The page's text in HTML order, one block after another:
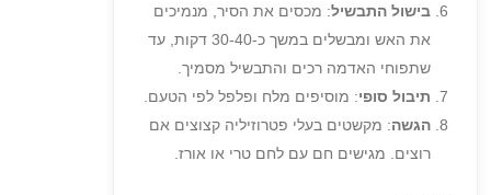
בישול התבשיל: מכסים את הסיר, מנמיכים
את האש ומבשלים במשך כ-30-40 דקות, עד
שתפוחי האדמה רכים והתבשיל מסמיך.
תיבול סופי: מוסיפים מלח ופלפל לפי הטעם.
הגשה: מקשטים בעלי פטרוזיליה קצוצים אם
רוצים. מגישים חם עם לחם טרי או אורז.